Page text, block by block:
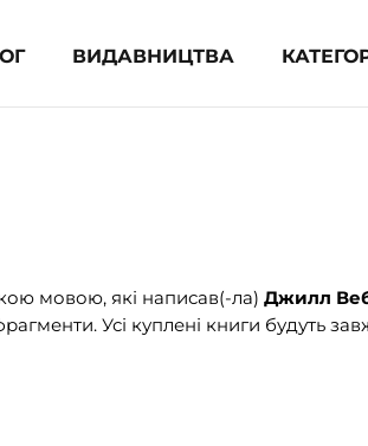
ВИДАВНИЦТВА
мовою, які написав(-ла) Джилл
Усі куплені книги будуть